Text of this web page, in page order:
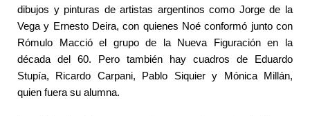
dibujos y pinturas de artistas argentinos como Jorge de la
Vega y Ernesto Deira, con quienes Noé conformó junto con
Rómulo Macció el grupo de la Nueva Figuración en la
década del 60. Pero también hay cuadros de Eduardo
Stupía, Ricardo Carpani, Pablo Siquier y Mónica Millán,
quien fuera su alumna.